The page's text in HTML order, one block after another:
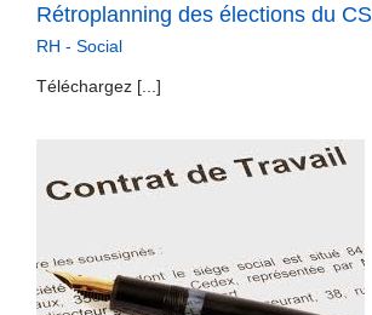
Rétroplanning des élections du
RH - Social
Téléchargez [...]